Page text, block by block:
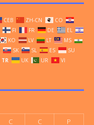
CEB ZH-CN
CO
FI FR DE
EL
KO LV LT
MS
SK SL ES
SU
TR UK UR VI
C C P